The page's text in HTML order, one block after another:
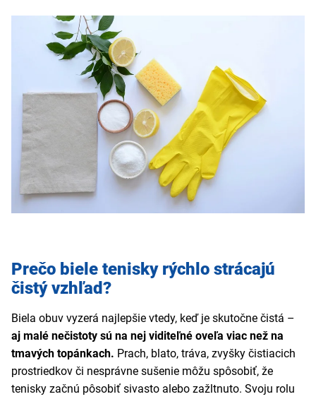
Prečo biele tenisky rýchlo strácajú
čistý vzhľad?
Biela obuv vyzerá najlepšie vtedy, keď je skutočne čistá –
aj malé nečistoty sú na nej viditeľné oveľa viac než na
tmavých topánkach. Prach, blato, tráva, zvyšky čistiacich
prostriedkov či nesprávne sušenie môžu spôsobiť, že
tenisky začnú pôsobiť sivasto alebo zažltnuto. Svoju rolu